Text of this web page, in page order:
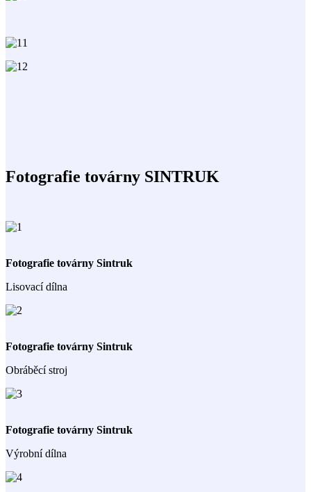
Fotografie továrny SINTRUK
Fotografie továrny Sintruk
Lisovací dílna
Fotografie továrny Sintruk
Obráběcí stroj
Fotografie továrny Sintruk
Výrobní dílna